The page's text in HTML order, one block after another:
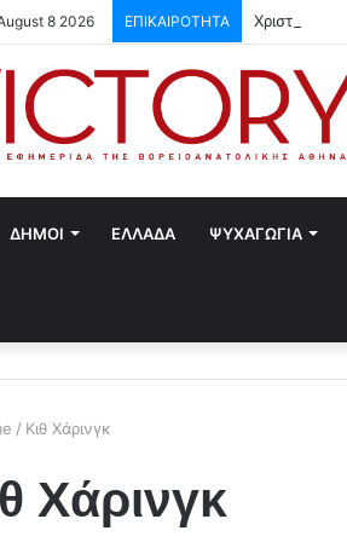
8 2026 ΕΠΙΚΑΙΡΟΤΗΤΑ
ΔΗΜΟΙ ΕΛΛΑΔΑ ΨΥΧΑΓΩΓΙΑ
/ Κιθ Χάρινγκ
Χάρινγκ